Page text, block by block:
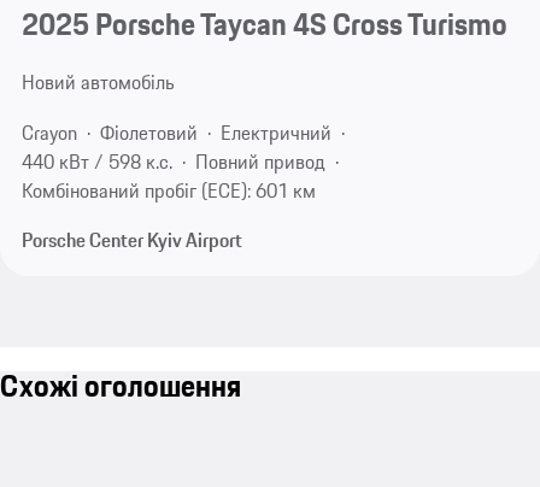
2025 Porsche Taycan 4S Cross Turismo
Новий автомобіль
Crayon
Фіолетовий
Електричний
440 кВт / 598 к.с.
Повний привод
Комбінований пробіг (ECE): 601 км
Porsche Center Kyiv Airport
Схожі оголошення